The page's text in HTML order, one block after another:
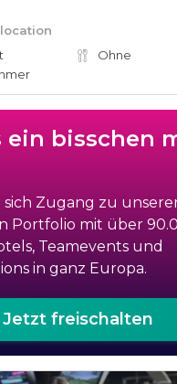
Ohne
ein bisschen
sich Zugang zu
Portfolio mit über
Teamevents und
in ganz Europa.
Jetzt freischalten